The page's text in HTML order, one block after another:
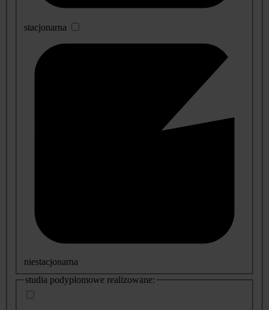
stacjonarna
niestacjonarna
studia podyplomowe realizowane: